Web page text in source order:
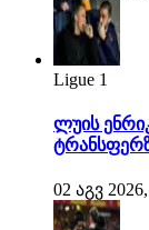
Ligue 1
ლუის
02 აგვ